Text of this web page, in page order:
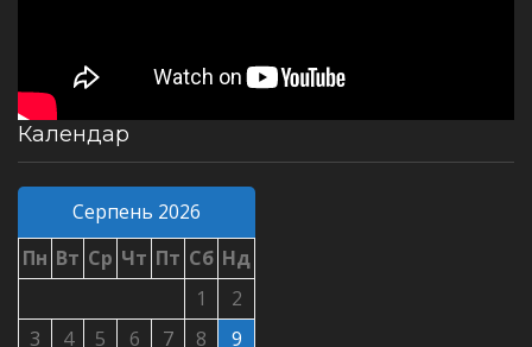
Календар
Серпень 2026
Пн Вт Ср Чт Пт Сб Нд
1
2
3
4 5 6 7 8 9